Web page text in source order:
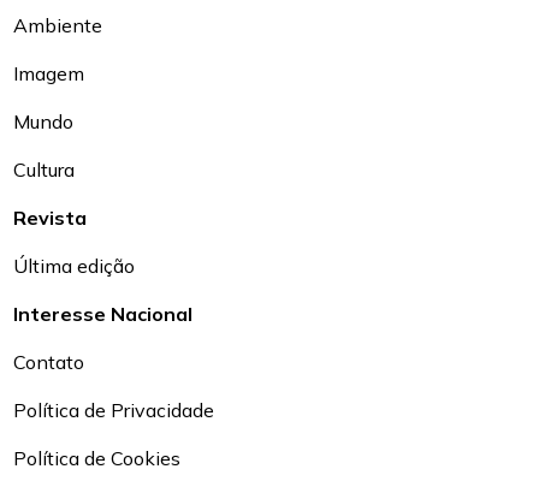
Ambiente
Imagem
Mundo
Cultura
Revista
Última edição
Interesse Nacional
Contato
Política de Privacidade
Política de Cookies